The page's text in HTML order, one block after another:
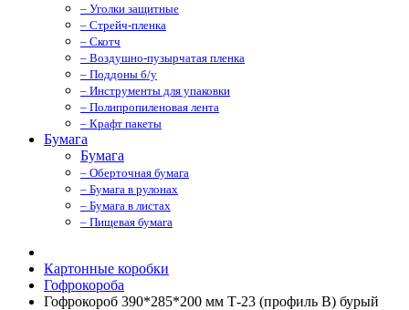
– Уголки защитные
– Стрейч-пленка
– Скотч
– Воздушно-пузырчатая пленка
– Поддоны б/у
– Инструменты для упаковки
– Полипропиленовая лента
– Крафт пакеты
Бумага
Бумага
– Оберточная бумага
– Бумага в рулонах
– Бумага в листах
– Пищевая бумага
Картонные коробки
Гофрокороба
Гофрокороб 390*285*200 мм Т-23 (профиль B) бурый